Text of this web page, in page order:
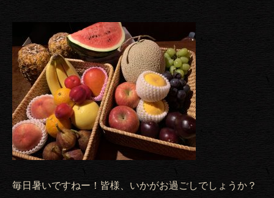
毎日暑いですねー！皆様、いかがお過ごしでしょうか？